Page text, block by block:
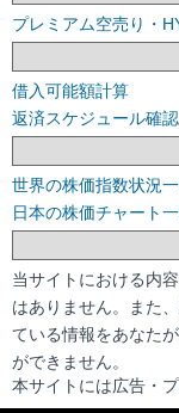
プレミアム空売り・
借入可能額計算
返済スケジュール確認
世界の株価指数状況
日本の株価チャート
当サイトにおける内
はありません。また
ている情報をあなた
ができません。
本サイトには広告・